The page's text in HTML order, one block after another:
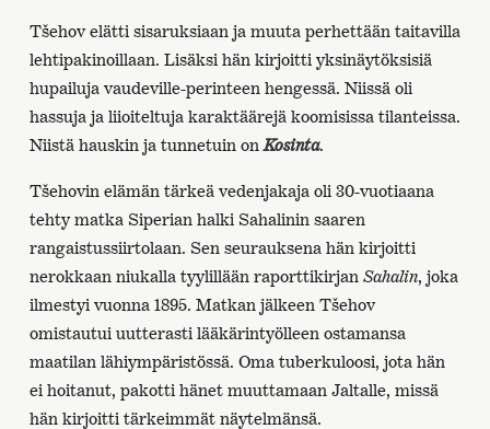
Tšehov elätti sisaruksiaan ja muuta perhettään taitavilla
lehtipakinoillaan. Lisäksi hän kirjoitti yksinäytöksisiä
hupailuja vaudeville-perinteen hengessä. Niissä oli
hassuja ja liioiteltuja karaktäärejä koomisissa tilanteissa.
Niistä hauskin ja tunnetuin on Kosinta.
Tšehovin elämän tärkeä vedenjakaja oli 30-vuotiaana
tehty matka Siperian halki Sahalinin saaren
rangaistussiirtolaan. Sen seurauksena hän kirjoitti
nerokkaan niukalla tyylillään raporttikirjan Sahalin, joka
ilmestyi vuonna 1895. Matkan jälkeen Tšehov
omistautui uutterasti lääkärintyölleen ostamansa
maatilan lähiympäristössä. Oma tuberkuloosi, jota hän
ei hoitanut, pakotti hänet muuttamaan Jaltalle, missä
hän kirjoitti tärkeimmät näytelmänsä.